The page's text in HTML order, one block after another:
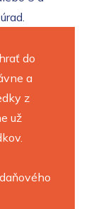
do
a
z
už